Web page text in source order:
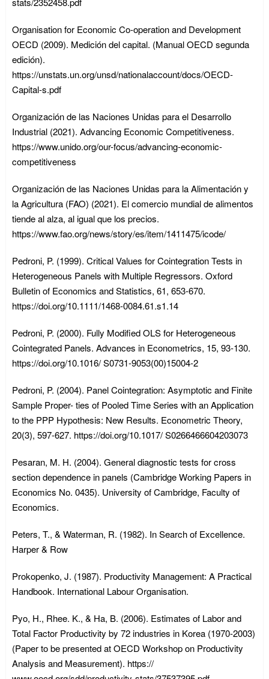
Organisation for Economic Co-operation and Development
OECD (2009). Medición del capital. (Manual OECD segunda
edición).
https://unstats.un.org/unsd/nationalaccount/docs/OECD-
Capital-s.pdf
Organización de las Naciones Unidas para el Desarrollo
Industrial (2021). Advancing Economic Competitiveness.
https://www.unido.org/our-focus/advancing-economic-
competitiveness
Organización de las Naciones Unidas para la Alimentación y
la Agricultura (FAO) (2021). El comercio mundial de alimentos
tiende al alza, al igual que los precios.
https://www.fao.org/news/story/es/item/1411475/icode/
Pedroni, P. (1999). Critical Values for Cointegration Tests in
Heterogeneous Panels with Multiple Regressors. Oxford
Bulletin of Economics and Statistics, 61, 653-670.
https://doi.org/10.1111/1468-0084.61.s1.14
Pedroni, P. (2000). Fully Modified OLS for Heterogeneous
Cointegrated Panels. Advances in Econometrics, 15, 93-130.
https://doi.org/10.1016/ S0731-9053(00)15004-2
Pedroni, P. (2004). Panel Cointegration: Asymptotic and Finite
Sample Proper- ties of Pooled Time Series with an Application
to the PPP Hypothesis: New Results. Econometric Theory,
20(3), 597-627. https://doi.org/10.1017/ S0266466604203073
Pesaran, M. H. (2004). General diagnostic tests for cross
section dependence in panels (Cambridge Working Papers in
Economics No. 0435). University of Cambridge, Faculty of
Economics.
Peters, T., & Waterman, R. (1982). In Search of Excellence.
Harper & Row
Prokopenko, J. (1987). Productivity Management: A Practical
Handbook. International Labour Organisation.
Pyo, H., Rhee. K., & Ha, B. (2006). Estimates of Labor and
Total Factor Productivity by 72 industries in Korea (1970-2003)
(Paper to be presented at OECD Workshop on Productivity
Analysis and Measurement). https://